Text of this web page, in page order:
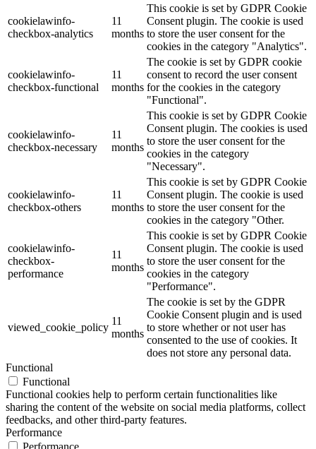
cookielawinfo-
checkbox-analytics
11
months
This cookie is set by GDPR Cookie
Consent plugin. The cookie is used
to store the user consent for the
cookies in the category "Analytics".
cookielawinfo-
checkbox-functional
11
months
The cookie is set by GDPR cookie
consent to record the user consent
for the cookies in the category
"Functional".
cookielawinfo-
checkbox-necessary
11
months
This cookie is set by GDPR Cookie
Consent plugin. The cookies is used
to store the user consent for the
cookies in the category
"Necessary".
cookielawinfo-
checkbox-others
11
months
This cookie is set by GDPR Cookie
Consent plugin. The cookie is used
to store the user consent for the
cookies in the category "Other.
cookielawinfo-
checkbox-
performance
11
months
This cookie is set by GDPR Cookie
Consent plugin. The cookie is used
to store the user consent for the
cookies in the category
"Performance".
viewed_cookie_policy
11
months
The cookie is set by the GDPR
Cookie Consent plugin and is used
to store whether or not user has
consented to the use of cookies. It
does not store any personal data.
Functional
Functional
Functional cookies help to perform certain functionalities like
sharing the content of the website on social media platforms, collect
feedbacks, and other third-party features.
Performance